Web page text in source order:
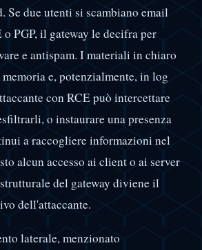
Se due utenti si scambiano email
PGP, il gateway le decifra per
e antispam. I materiali in chiaro
e, potenzialmente, in log
con RCE può intercettare
o instaurare una presenza
a raccogliere informazioni nel
alcun accesso ai client o ai server
del gateway diviene il
dell'attaccante.
laterale, menzionato